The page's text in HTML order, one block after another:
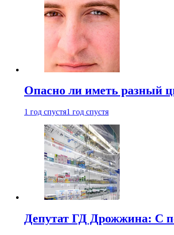
Опасно ли иметь разный
1 год спустя1 год спустя
Депутат ГД Дрожжина: С